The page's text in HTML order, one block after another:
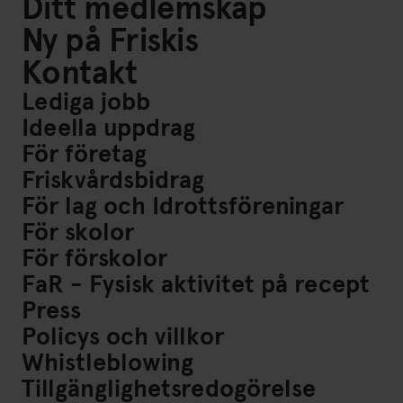
Ditt medlemskap
Ny på Friskis
Kontakt
Lediga jobb
Ideella uppdrag
För företag
Friskvårdsbidrag
För lag och Idrottsföreningar
För skolor
För förskolor
FaR - Fysisk aktivitet på recept
Press
Policys och villkor
Whistleblowing
Tillgänglighetsredogörelse